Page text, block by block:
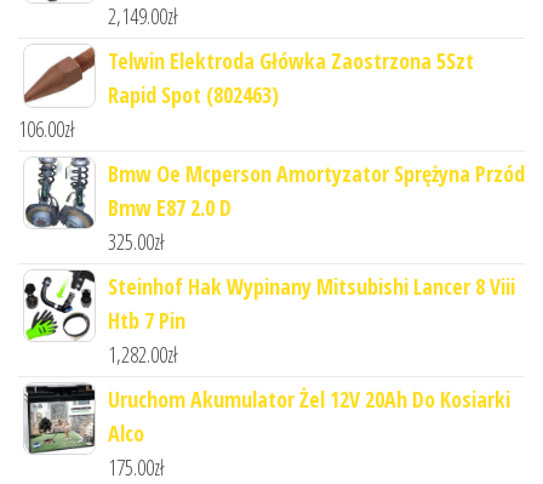
2,149.00zł
Telwin Elektroda Główka Zaostrzona 5Szt
Rapid Spot (802463)
106.00zł
Bmw Oe Mcperson Amortyzator Sprężyna Przód
Bmw E87 2.0 D
325.00zł
Steinhof Hak Wypinany Mitsubishi Lancer 8 Viii
Htb 7 Pin
1,282.00zł
Uruchom Akumulator Żel 12V 20Ah Do Kosiarki
Alco
175.00zł